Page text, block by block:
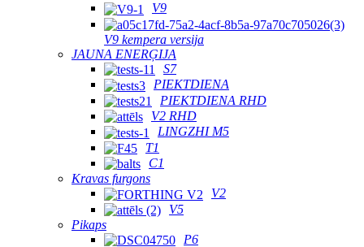
V9
V9 kempera versija
JAUNA ENERĢIJA
S7
PIEKTDIENA
PIEKTDIENA RHD
V2 RHD
LINGZHI M5
T1
C1
Kravas furgons
V2
V5
Pikaps
P6